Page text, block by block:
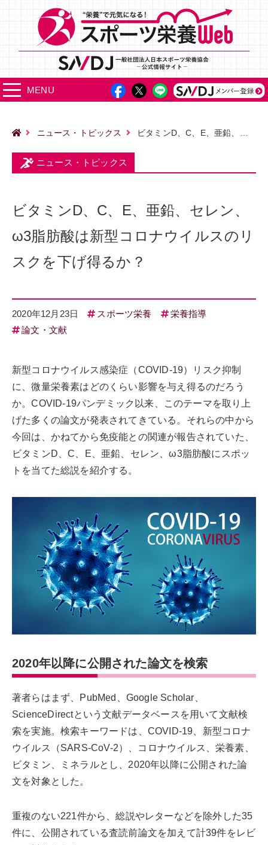
MENU
ニュース・トピックス ビタミンD、C、E、亜鉛、セレン、ω3脂肪酸は新型コロナウイルスのリスクを下げ得るか？
ニュース・トピックス
ビタミンD、C、E、亜鉛、セレン、
ω3脂肪酸は新型コロナウイルスのリ
スクを下げ得るか？
2020年12月23日 スポーツ栄養
栄養指導
論文・文献
新型コロナウイルス感染症（COVID-19）リスク抑制
に、微量栄養素はどのくらい影響を与え得るのだろう
か。COVID-19パンデミック以来、このテーマを取り上
げた多くの論文が発表されてきている。それらの中から
今回は、かねてから免疫能との関連が報告されていた、
ビタミンD、C、E、亜鉛、セレン、ω3脂肪酸にスポッ
トを当てた総説を紹介する。
2020年以降に公開された論文を検索
著者らはまず、PubMed、Google Scholar、
ScienceDirectという文献データベースを用いて文献検
索を実施。検索キーワードは、COVID-19、新型コロナ
ウイルス（SARS-CoV-2）、コロナウイルス、栄養素、
ビタミン、ミネラルとし、2020年以降に公開された論
文を対象とした。
重複のない221件から、総説やレターなどを除外した35
件に、公開されている査読前論文を加えて計39件をレビ